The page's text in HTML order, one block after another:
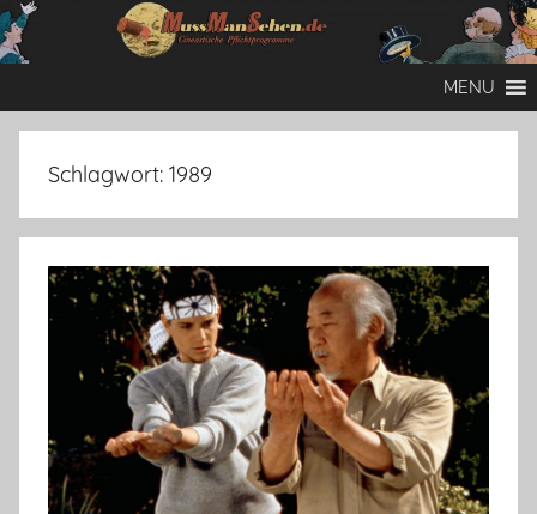
Zum
Inhalt
MENU
Schlagwort: 1989